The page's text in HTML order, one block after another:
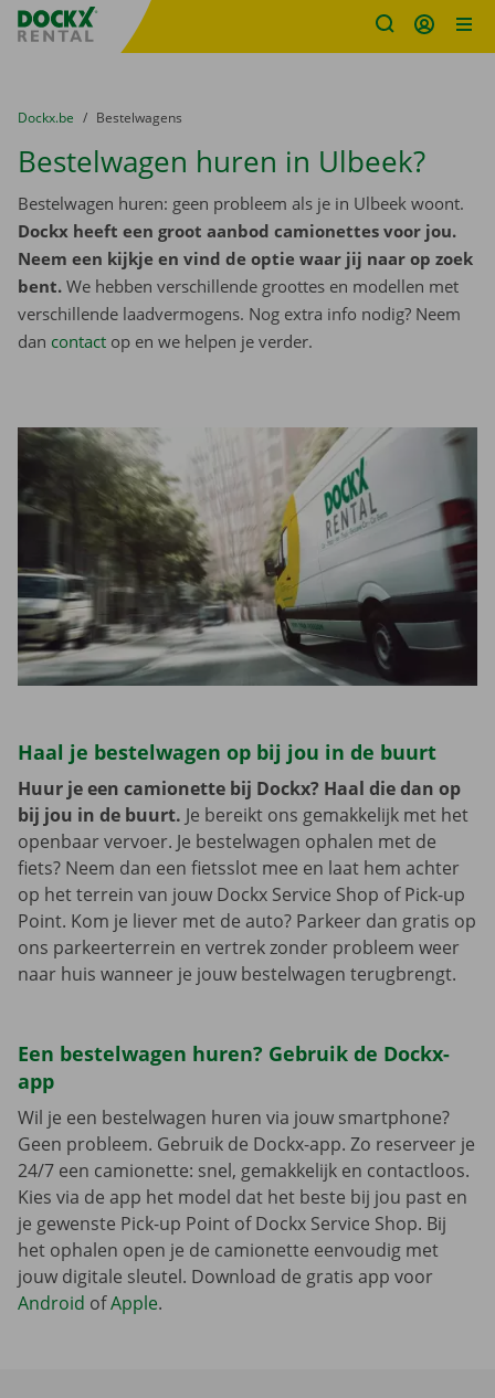
Fratello DEMO
U bevindt zich hier:
van
Dockx.be naar
Bestelwagens
Bestelwagen huren in Ulbeek?
Bestelwagen huren: geen probleem als je in Ulbeek woont.
Dockx heeft een groot aanbod camionettes voor jou.
Neem een kijkje en vind de optie waar jij naar op zoek
bent. We hebben verschillende groottes en modellen met
verschillende laadvermogens. Nog extra info nodig? Neem
dan contact op en we helpen je verder.
Haal je bestelwagen op bij jou in de buurt
Huur je een camionette bij Dockx? Haal die dan op
bij jou in de buurt. Je bereikt ons gemakkelijk met het
openbaar vervoer. Je bestelwagen ophalen met de
fiets? Neem dan een fietsslot mee en laat hem achter
op het terrein van jouw Dockx Service Shop of Pick-up
Point. Kom je liever met de auto? Parkeer dan gratis op
ons parkeerterrein en vertrek zonder probleem weer
naar huis wanneer je jouw bestelwagen terugbrengt.
Een bestelwagen huren? Gebruik de Dockx-
app
Wil je een bestelwagen huren via jouw smartphone?
Geen probleem. Gebruik de Dockx-app. Zo reserveer je
24/7 een camionette: snel, gemakkelijk en contactloos.
Kies via de app het model dat het beste bij jou past en
je gewenste Pick-up Point of Dockx Service Shop. Bij
het ophalen open je de camionette eenvoudig met
jouw digitale sleutel. Download de gratis app voor
Android ofApple.